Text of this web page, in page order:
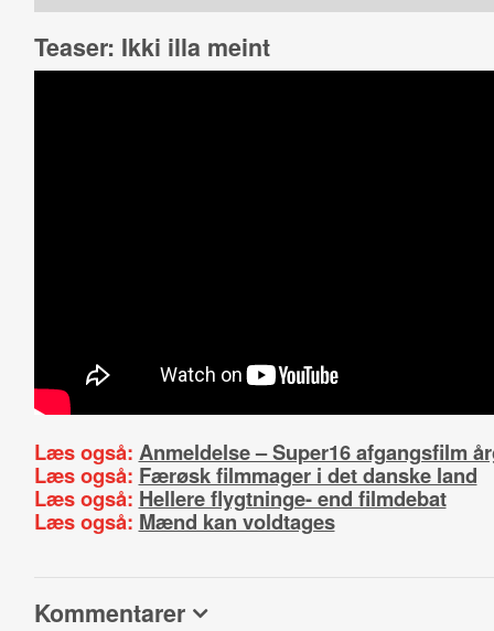
Teaser: Ikki illa meint
Læs også: Anmeldelse – Super16 afgangsfilm
Læs også: Færøsk filmmager i det danske land
Læs også: Hellere flygtninge- end filmdebat
Læs også: Mænd kan voldtages
Kommentarer